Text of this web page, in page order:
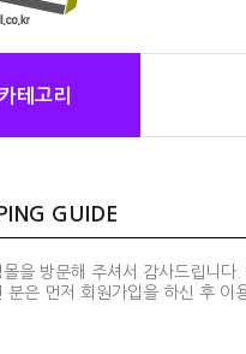
테고리
GUIDE
몰을 방문해 주셔서 감사드립니다
분은 먼저 회원가입을 하신 후 이